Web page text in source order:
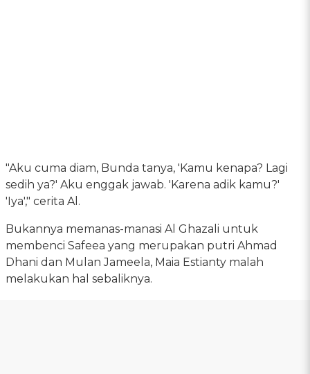
"Aku cuma diam, Bunda tanya, 'Kamu kenapa? Lagi
sedih ya?' Aku enggak jawab. 'Karena adik kamu?'
'Iya'," cerita Al.
Bukannya memanas-manasi Al Ghazali untuk
membenci Safeea yang merupakan putri Ahmad
Dhani dan Mulan Jameela, Maia Estianty malah
melakukan hal sebaliknya.